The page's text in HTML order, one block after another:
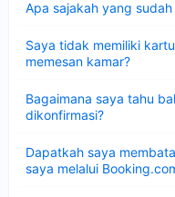
Apa sajakah yang
Saya tidak memiliki
memesan kamar?
Bagaimana saya tahu
dikonfirmasi?
Dapatkah saya
saya melalui